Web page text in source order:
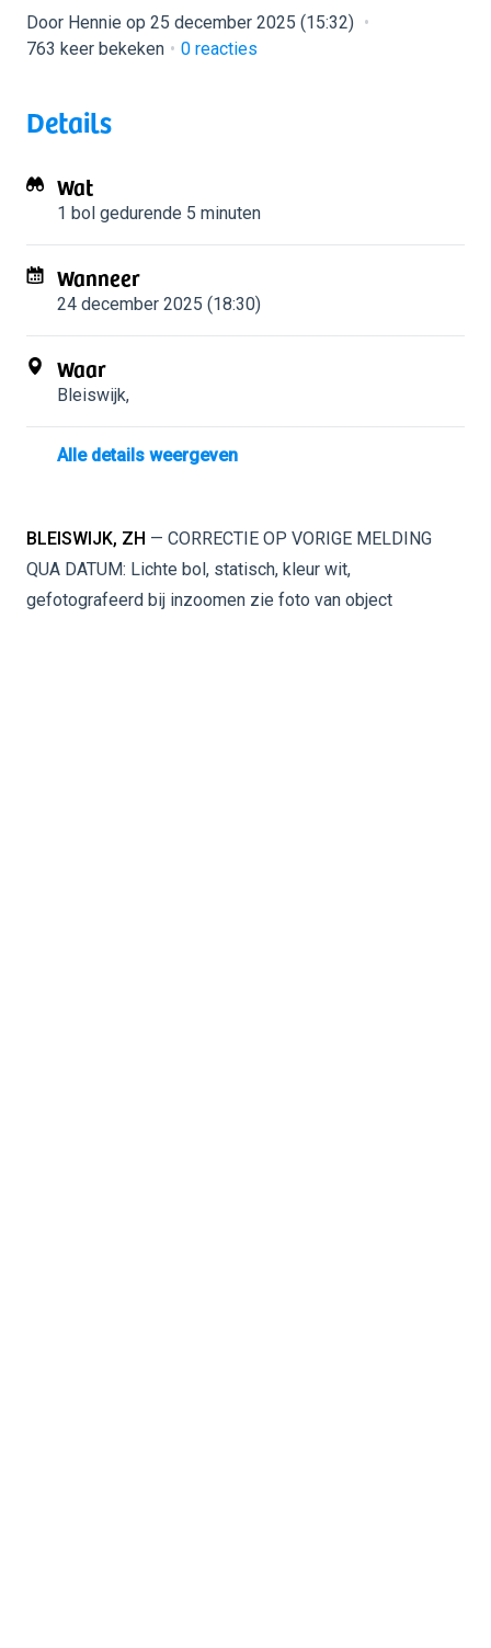
Door Hennie op 25 december 2025 (15:32)
763 keer bekeken
0 reacties
Details
Wat
1 bol gedurende 5 minuten
Wanneer
24 december 2025 (18:30)
Waar
Bleiswijk,
Alle details weergeven
BLEISWIJK, ZH — CORRECTIE OP VORIGE MELDING
QUA DATUM: Lichte bol, statisch, kleur wit,
gefotografeerd bij inzoomen zie foto van object